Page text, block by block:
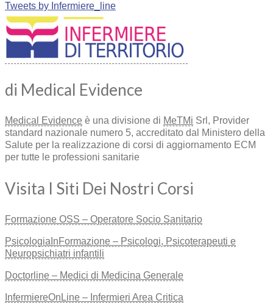
Tweets by Infermiere_line
di Medical Evidence
Medical Evidence è una divisione di MeTMi Srl, Provider
standard nazionale numero 5, accreditato dal Ministero della
Salute per la realizzazione di corsi di aggiornamento ECM
per tutte le professioni sanitarie
Visita I Siti Dei Nostri Corsi
Formazione OSS – Operatore Socio Sanitario
PsicologiaInFormazione – Psicologi, Psicoterapeuti e
Neuropsichiatri infantili
Doctorline – Medici di Medicina Generale
InfermiereOnLine – Infermieri Area Critica